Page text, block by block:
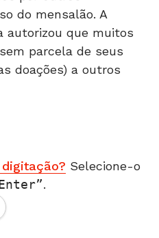
do mensalão. A
autorizou que muitos
parcela de seus
doações) a outros
Selecione-o
.